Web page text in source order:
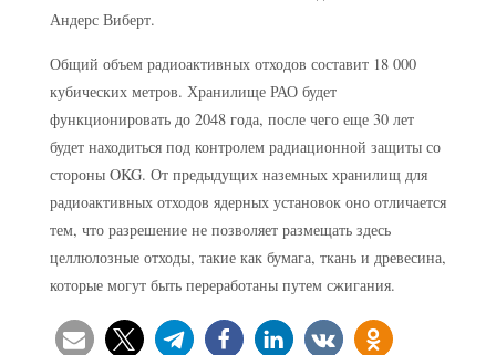
Андерс Виберт.
Общий объем радиоактивных отходов составит 18 000
кубических метров. Хранилище РАО будет
функционировать до 2048 года, после чего еще 30 лет
будет находиться под контролем радиационной защиты со
стороны OKG. От предыдущих наземных хранилищ для
радиоактивных отходов ядерных установок оно отличается
тем, что разрешение не позволяет размещать здесь
целлюлозные отходы, такие как бумага, ткань и древесина,
которые могут быть переработаны путем сжигания.